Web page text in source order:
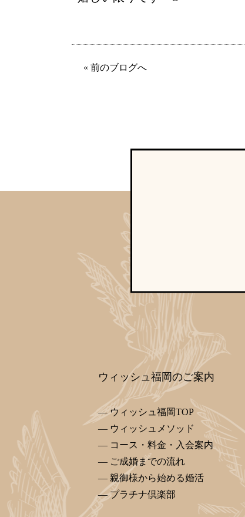
« 前のブログへ
ウィッシュ福岡のご案内
ウィッシュ福岡TOP
ウィッシュメソッド
コース・料金・入会案内
ご成婚までの流れ
親御様から始める婚活
プラチナ倶楽部